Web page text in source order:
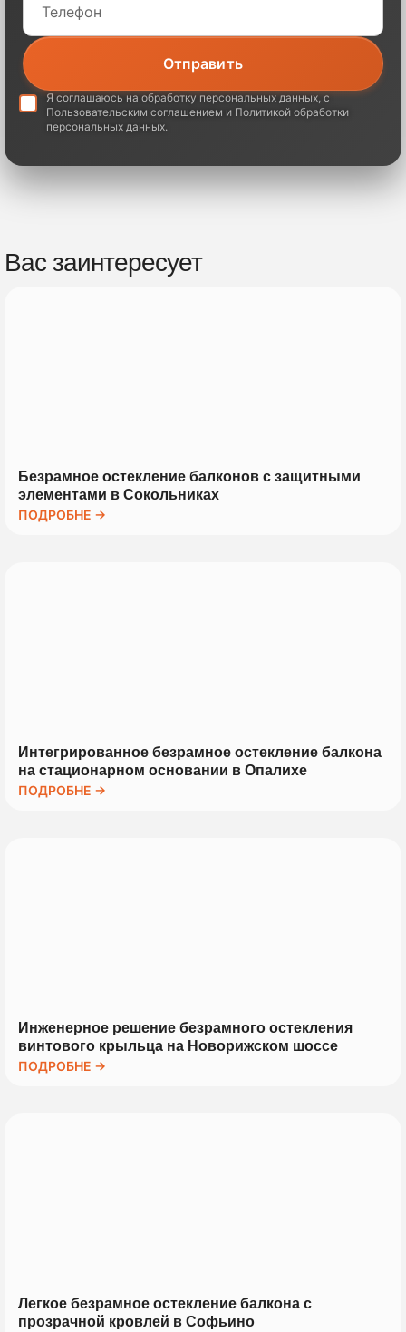
Я соглашаюсь на обработкуперсональных данных, с
Пользовательским соглашением и Политикой обработки
персональных данных.
Вас заинтересует
Безрамное остекление балконов с защитными
элементами в Сокольниках
ПОДРОБНЕ →
Интегрированное безрамное остекление балкона
на стационарном основании в Опалихе
ПОДРОБНЕ →
Инженерное решение безрамного остекления
винтового крыльца на Новорижском шоссе
ПОДРОБНЕ →
Легкое безрамное остекление балкона с
прозрачной кровлей в Софьино